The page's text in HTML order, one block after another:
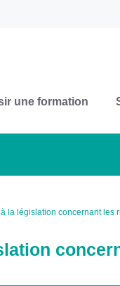
une formation
la législation concernant les